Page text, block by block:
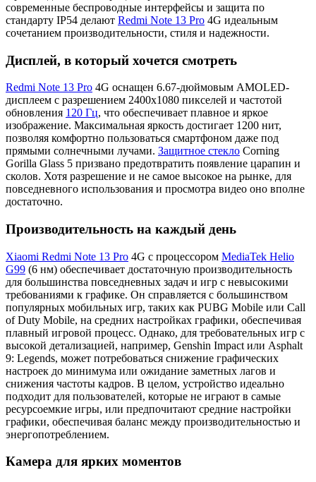
современные беспроводные интерфейсы и защита по
стандарту IP54 делают Redmi Note 13 Pro 4G идеальным
сочетанием производительности, стиля и надежности.
Дисплей, в который хочется смотреть
Redmi Note 13 Pro 4G оснащен 6.67-дюймовым AMOLED-
дисплеем с разрешением 2400x1080 пикселей и частотой
обновления 120 Гц, что обеспечивает плавное и яркое
изображение. Максимальная яркость достигает 1200 нит,
позволяя комфортно пользоваться смартфоном даже под
прямыми солнечными лучами. Защитное стекло Corning
Gorilla Glass 5 призвано предотвратить появление царапин и
сколов. Хотя разрешение и не самое высокое на рынке, для
повседневного использования и просмотра видео оно вполне
достаточно.
Производительность на каждый день
Xiaomi Redmi Note 13 Pro 4G с процессором MediaTek Helio
G99 (6 нм) обеспечивает достаточную производительность
для большинства повседневных задач и игр с невысокими
требованиями к графике. Он справляется с большинством
популярных мобильных игр, таких как PUBG Mobile или Call
of Duty Mobile, на средних настройках графики, обеспечивая
плавный игровой процесс. Однако, для требовательных игр с
высокой детализацией, например, Genshin Impact или Asphalt
9: Legends, может потребоваться снижение графических
настроек до минимума или ожидание заметных лагов и
снижения частоты кадров. В целом, устройство идеально
подходит для пользователей, которые не играют в самые
ресурсоемкие игры, или предпочитают средние настройки
графики, обеспечивая баланс между производительностью и
энергопотреблением.
Камера для ярких моментов